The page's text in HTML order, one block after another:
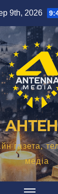
9th, 2026
газета,
медіа